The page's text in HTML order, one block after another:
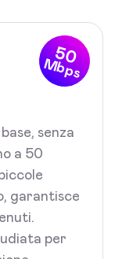
50
Mbps
base, senza
a 50
garantisce
per